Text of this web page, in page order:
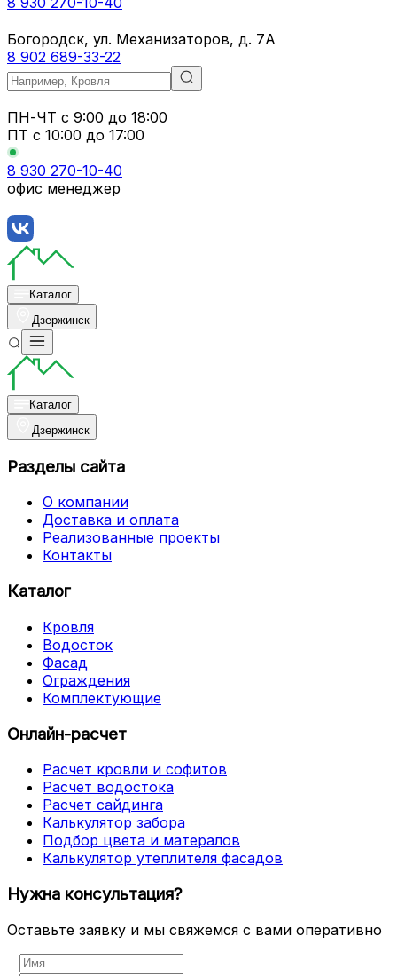
Богородск, ул. Механизаторов, д. 7А
8 902 689-33-22
ПН-ЧТ с 9:00 до 18:00
ПТ с 10:00 до 17:00
8 930 270-10-40
офис менеджер
Каталог
Дзержинск
Каталог
Дзержинск
Разделы сайта
О компании
Доставка и оплата
Реализованные проекты
Контакты
Каталог
Кровля
Водосток
Фасад
Ограждения
Комплектующие
Онлайн-расчет
Расчет кровли и софитов
Расчет водостока
Расчет сайдинга
Калькулятор забора
Подбор цвета и матералов
Калькулятор утеплителя фасадов
Нужна консультация?
Оставьте заявку и мы свяжемся с вами оперативно